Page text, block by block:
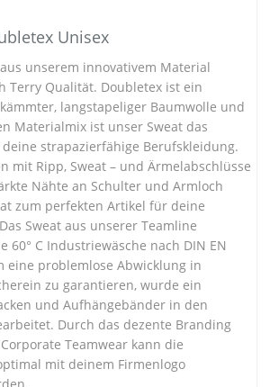
Unisex
unserem innovativem Material
Terry Qualität. Doubletex ist ein
langstapeliger Baumwolle und
Materialmix ist unser Sweat das
strapazierfähige Berufskleidung.
mit Ripp, Sweat – und Ärmelabschlüsse
Nähte an Schulter und Armloch
zum perfekten Artikel für deine
Sweat aus unserer Teamline
60° C Industriewäsche nach DIN EN
eine problemlose Abwicklung in
zu garantieren, wurde ein
und Aufhängebänder in den
Durch das dezente Branding
Teamwear kann die
mit deinem Firmenlogo